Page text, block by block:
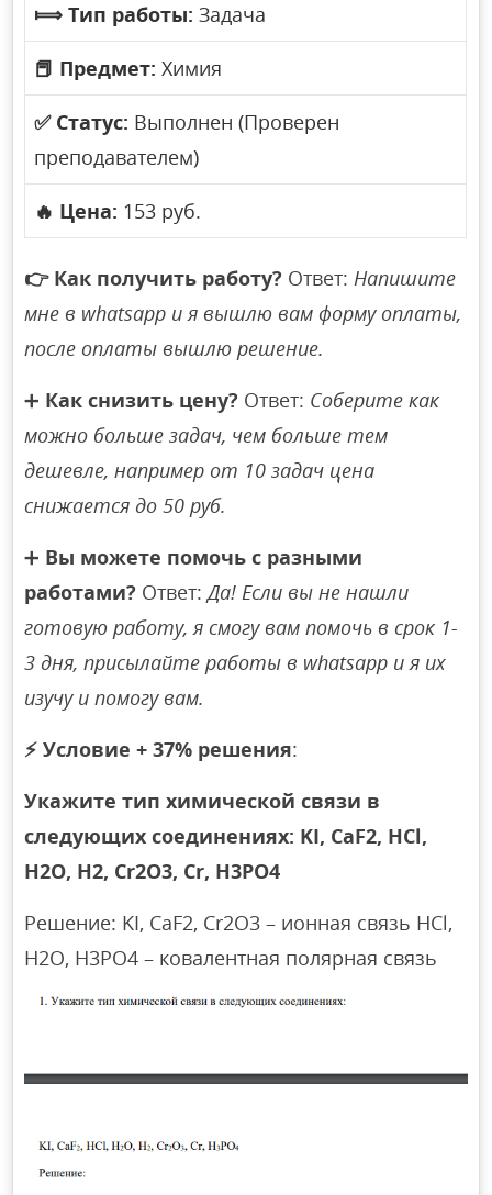
⟾ Тип работы: Задача
📕 Предмет: Химия
✅ Статус: Выполнен (Проверен
преподавателем)
🔥 Цена: 153 руб.
👉 Как получить работу? Ответ:Напишите
мне в whatsapp и я вышлю вам форму оплаты,
после оплаты вышлю решение.
➕ Как снизить цену? Ответ: Соберите как
можно больше задач, чем больше тем
дешевле, например от 10 задач цена
снижается до 50 руб.
➕ Вы можете помочь с разными
работами? Ответ:Да! Если вы не нашли
готовую работу, я смогу вам помочь в срок 1-
3 дня, присылайте работы в whatsapp и я их
изучу и помогу вам.
⚡ Условие + 37% решения:
Укажите тип химической связи в
следующих соединениях: KI, CaF2, HCl,
H2O, H2, Cr2O3, Cr, H3PO4
Решение: KI, CaF2, Cr2O3 – ионная связь HCl,
H2O, H3PO4 – ковалентная полярная связь